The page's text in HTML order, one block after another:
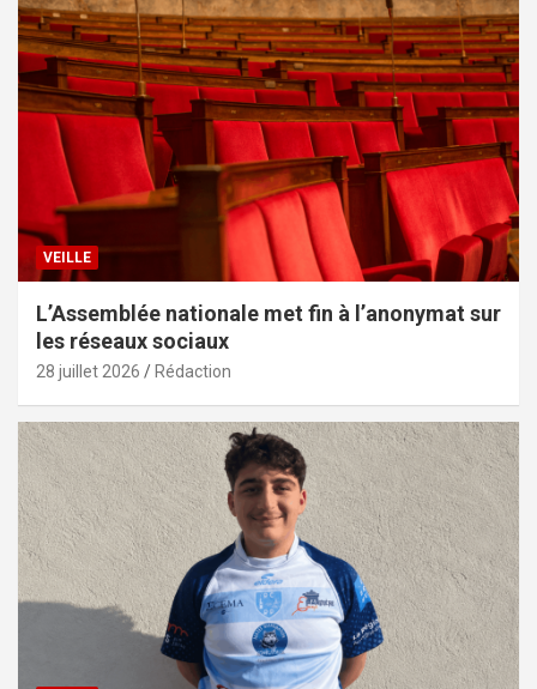
VEILLE
L’Assemblée nationale met fin à l’anonymat sur
les réseaux sociaux
28 juillet 2026 Rédaction